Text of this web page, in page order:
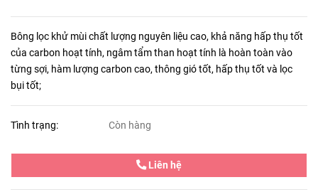
Bông lọc khử mùi chất lượng nguyên liệu cao, khả năng hấp thụ tốt
của carbon hoạt tính, ngâm tẩm than hoạt tính là hoàn toàn vào
từng sợi, hàm lượng carbon cao, thông gió tốt, hấp thụ tốt và lọc
bụi tốt;
Tình trạng: Còn hàng
Liên hệ